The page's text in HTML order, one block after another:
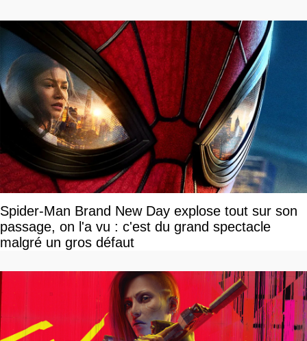
Spider-Man Brand New Day explose tout sur son
passage, on l'a vu : c'est du grand spectacle
malgré un gros défaut